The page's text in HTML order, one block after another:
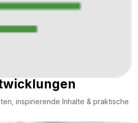
inspirierende Inhalte & praktische